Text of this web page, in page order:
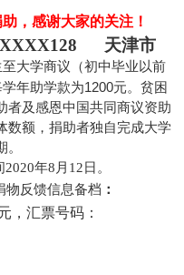
，感谢大家的关注！
天津市
大学商议（初中毕业以前
年助学款为1200元。贫困
者及感恩中国共同商议资助
数额，捐助者独自完成大学
年8月12日。
物反馈信息备档 ：
，汇票号码：